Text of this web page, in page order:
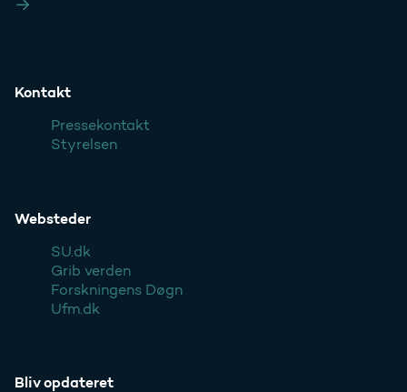
Kontakt
Pressekontakt
Styrelsen
Websteder
SU.dk
Grib verden
Forskningens Døgn
Ufm.dk
Bliv opdateret